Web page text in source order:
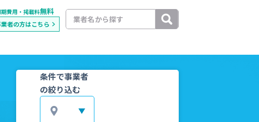
費用・掲載料無料
者の方はこちら
条件で事業者
の絞り込む